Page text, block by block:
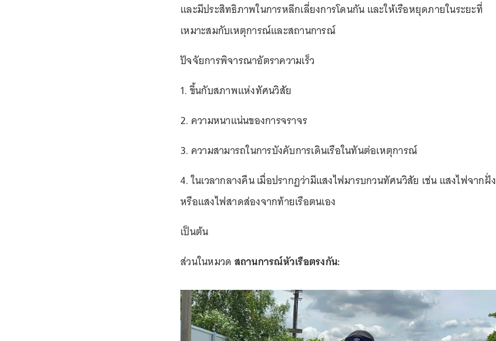
และมีประสิทธิภาพในการหลีกเลี่ยงการโดนกัน และให้เรือหยุดภายในระยะที่
เหมาะสมกับเหตุการณ์และสถานการณ์
ปัจจัยการพิจารณาอัตราความเร็ว
1. ขึ้นกับสภาพแห่งทัศนวิสัย
2. ความหนาแน่นของการจราจร
3. ความสามารถในการบังคับการเดินเรือในทันต่อเหตุการณ์
4. ในเวลากลางคืน เมื่อปรากฏว่ามีแสงไฟมารบกวนทัศนวิสัย เช่น แสงไฟจากฝั่ง
หรือแสงไฟสาดส่องจากท้ายเรือตนเอง
เป็นต้น
ส่วนในหมวด สถานการณ์หัวเรือตรงกัน: